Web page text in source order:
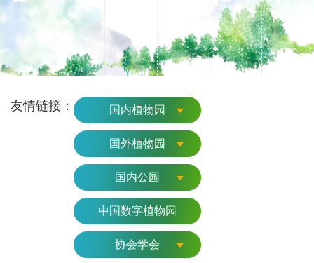
友情链接： 国内植物园
国外植物园
国内公园
中国数字植物园
协会学会